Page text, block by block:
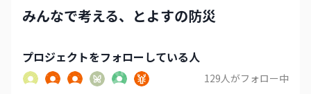
みんなで考える、とよすの防災
プロジェクトをフォローしている人
129人がフォロー中